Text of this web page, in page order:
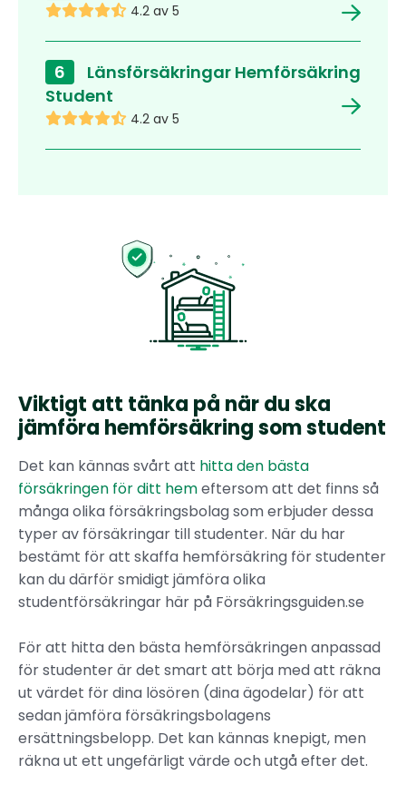
4.2 av 5
6
Länsförsäkringar Hemförsäkring
Student
4.2 av 5
Viktigt att tänka på när du ska
jämföra hemförsäkring som student
Det kan kännas svårt att hitta den bästa
försäkringen för ditt hemeftersom att det finns så
många olika försäkringsbolag som erbjuder dessa
typer av försäkringar till studenter. När du har
bestämt för att skaffa hemförsäkring för studenter
kan du därför smidigt jämföra olika
studentförsäkringar här på Försäkringsguiden.se
För att hitta den bästa hemförsäkringen anpassad
för studenter är det smart att börja med att räkna
ut värdet för dina lösören (dina ägodelar) för att
sedan jämföra försäkringsbolagens
ersättningsbelopp. Det kan kännas knepigt, men
räkna ut ett ungefärligt värde och utgå efter det.